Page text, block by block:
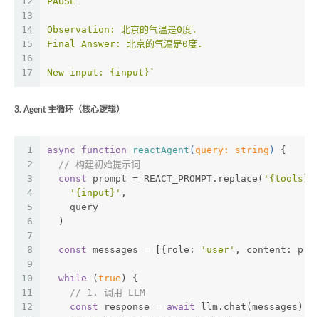
13
14
15
16
17
Observation: 北京的气温是0度.
Final Answer: 北京的气温是0度.
New input: {input}`
3. Agent 主循环（核心逻辑）
1
2
3
4
5
6
7
8
9
10
11
12
async function reactAgent ( query: string ) {
// 构建初始提示词
const prompt = REACT_PROMPT.replace( '{tools}'
'{input}' ,
    query
  )
const messages = [{role: 'user' , content:
while ( true ) {
// 1. 调用 LLM
const response = await llm.chat(messages)